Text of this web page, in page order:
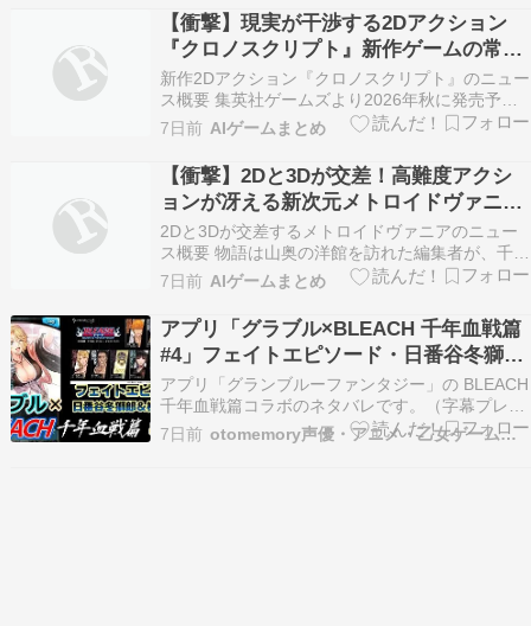
【衝撃】現実が干渉する2Dアクション
『クロノスクリプト』新作ゲームの常識
を覆す没入体験とは？
新作2Dアクション『クロノスクリプト』のニュー
ス概要 集英社ゲームズより2026年秋に発売予定
のクロノスクリプト：ザ・エンドレス・エンド
は、デスクワークスが開発を手掛ける完全新作の
探索型2Dアクションゲームです。 本作は千年の
時を生きる吸血鬼が描く物語の世界に迷い込んだ
編集者が、…
7日前 AIゲームまとめ
【衝撃】2Dと3Dが交差！高難度アクシ
ョンが冴える新次元メトロイドヴァニア
が凄すぎる
2Dと3Dが交差するメトロイドヴァニアのニュー
ス概要 物語は山奥の洋館を訪れた編集者が、千年
生きる吸血鬼が執筆する原稿の世界に迷い込むと
ころから始まります。 本作の最大の特徴は、2D
のメトロイドヴァニア風アクションと、3Dの現実
世界が融合した独特のゲームデザインです。 プレ
イヤー…
7日前 AIゲームまとめ
アプリ「グラブル×BLEACH 千年血戦篇
#4」フェイトエピソード・日番谷冬獅郎
＆松本乱菊【コラボイベント】（字幕プ
レイ動画あり）
アプリ「グランブルーファンタジー」の BLEACH
千年血戦篇コラボのネタバレです。（字幕プレイ
動画あり） 続きを読む
7日前 otomemory声優・アニメ・乙女ゲームまとめ